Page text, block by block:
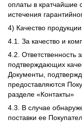
оплаты в кратчайшие
истечения
4) Качество продукции
4.1. За качество и
4.2. Ответственность
подтверждающих
Документы,
предоставляются
разделе «Контакты»
4.3. В случае
поставки ее